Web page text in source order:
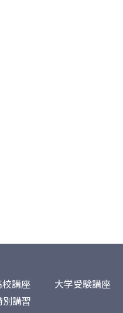
講座
大学受験講座
講習